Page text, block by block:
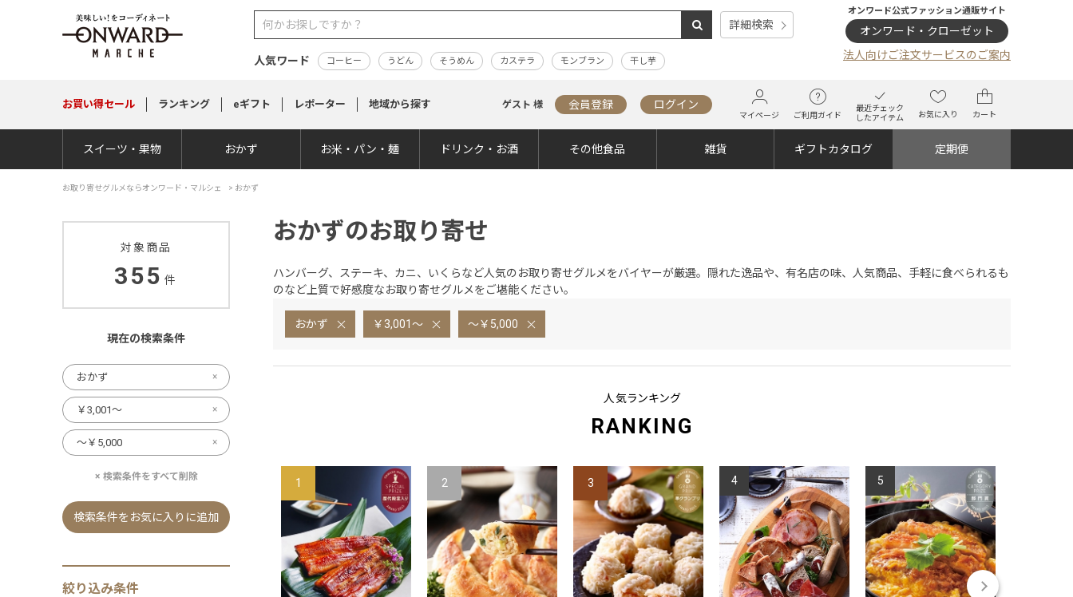
詳細検索
人気ワード コーヒー うどん そうめん カステラ モンブラン 干し芋
オンワード公式ファッション通販サイト
オンワード・クローゼット
法人向けご注文サービスのご案内
お買い得セール ランキング eギフト レポーター 地域から探す ゲスト 様 会員登録 ログイン
マイページ ご利用ガイド
最近チェック
したアイテム
お気に入り カート
スイーツ・果物 おかず お米・パン・麺 ドリンク・お酒 その他食品 雑貨 ギフトカタログ 定期便
お取り寄せグルメならオンワード・マルシェ > おかず
おかずのお取り寄せ
ハンバーグ、ステーキ、カニ、いくらなど人気のお取り寄せグルメをバイヤーが厳選。隠れた逸品や、有名店の味、人気商品、手軽に食べられるも
のなど上質で好感度なお取り寄せグルメをご堪能ください。
おかず ￥3,001～ ～￥5,000
人気ランキング
RANKING
1 2 3 4 5
対象商品
355 件
現在の検索条件
おかず
￥3,001～
～￥5,000
検索条件をすべて削除
検索条件をお気に入りに追加
絞り込み条件